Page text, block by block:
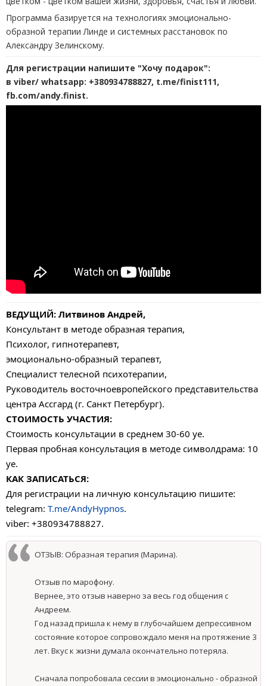
Программа базируется на технологиях эмоционально-
образной терапии Линде и системных расстановок по
Александру Зелинскому.
Для регистрации напишите "Хочу подарок":
в viber/ whatsapp: +380934788827, t.me/finist111,
fb.com/andy.finist.
ВЕДУЩИЙ: Литвинов Андрей,
Консультант в методе образная терапия,
Психолог, гипнотерапевт,
эмоционально-образный терапевт,
Специалист телесной психотерапии,
Руководитель восточноевропейского представительства
центра Ассгард (г. Санкт Петербург).
СТОИМОСТЬ УЧАСТИЯ:
Стоимость консультации в среднем 30-60 уе.
Первая пробная консультация в методе символдрама: 10
уе.
КАК ЗАПИСАТЬСЯ:
Для регистрации на личную консультацию пишите:
telegram: T.me/AndyHypnos.
viber: +380934788827.
ОТЗЫВ: Образная терапия (Марина).
Отзыв по марофону.
Вернее, это отзыв наверно за весь год общения с
Андреем.
Год назад пришла к нему в глубочайшем депрессивном
состояние которое сопровождало меня на протяжение 3
лет. Вкус к жизни думала окончательно потеряла.
Сначала попробовала сессии в эмоционально - образной